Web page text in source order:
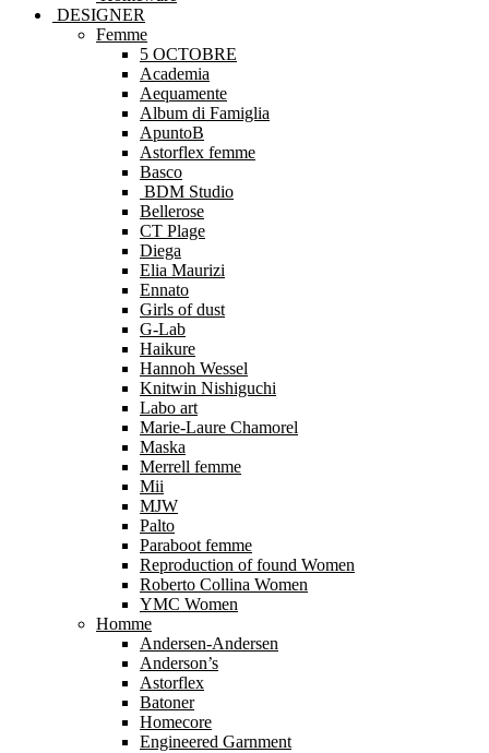
DESIGNER
Femme
5 OCTOBRE
Academia
Aequamente
Album di Famiglia
ApuntoB
Astorflex femme
Basco
BDM Studio
Bellerose
CT Plage
Diega
Elia Maurizi
Ennato
Girls of dust
G-Lab
Haikure
Hannoh Wessel
Knitwin Nishiguchi
Labo art
Marie-Laure Chamorel
Maska
Merrell femme
Mii
MJW
Palto
Paraboot femme
Reproduction of found Women
Roberto Collina Women
YMC Women
Homme
Andersen-Andersen
Anderson’s
Astorflex
Batoner
Homecore
Engineered Garnment